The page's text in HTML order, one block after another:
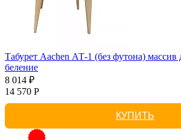
Табурет Aachen АТ-1 (без футона) массив
беление
8 014 ₽
14 570 Р
КУПИТЬ